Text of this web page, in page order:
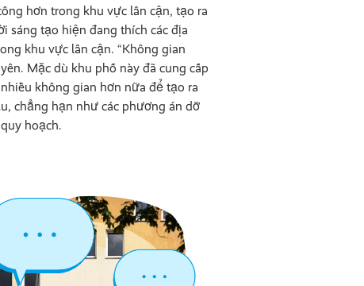
hơn trong khu vực lân cận, tạo ra
sáng tạo hiện đang thích các địa
khu vực lân cận. “Không gian
Mặc dù khu phố này đã cung cấp
không gian hơn nữa để tạo ra
chẳng hạn như các phương án dỡ
hoạch.